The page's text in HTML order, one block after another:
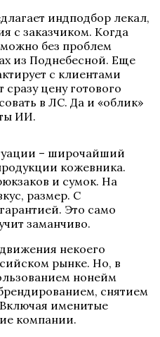
индподбор лекал,
с заказчиком. Когда
можно без проблем
из Поднебесной. Еще
с клиентами
сразу цену готового
в ЛС. Да и «облик»
ИИ.
– широчайший
кожевника.
и сумок. На
размер. С
Это само
заманчиво.
некоего
рынке. Но, в
нонейм
снятием
именитые
компании.